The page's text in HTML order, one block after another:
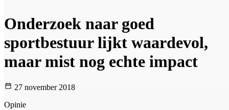
Onderzoek naar goed
sportbestuur lijkt waardevol,
maar mist nog echte impact
27 november 2018
Opinie